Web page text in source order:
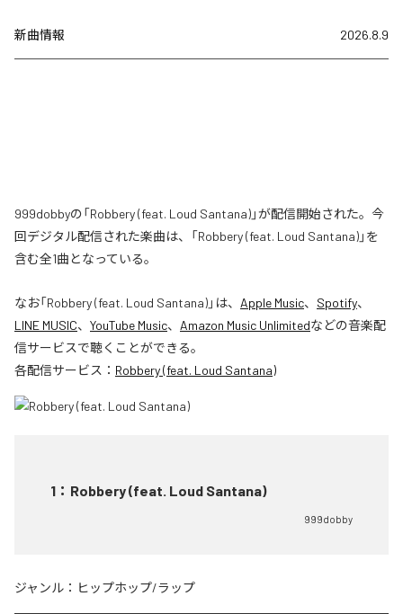
新曲情報 2026.8.9
999dobbyの「Robbery (feat. Loud Santana)」が配信開始された。今
回デジタル配信された楽曲は、「Robbery (feat. Loud Santana)」を
含む全1曲となっている。
なお「Robbery (feat. Loud Santana)」は、 Apple Music、 Spotify、
LINE MUSIC、 YouTube Music、 Amazon Music Unlimitedなどの音楽配
信サービスで聴くことができる。
各配信サービス： Robbery (feat. Loud Santana)
1 ： Robbery (feat. Loud Santana)
999dobby
ジャンル： ヒップホップ/ラップ